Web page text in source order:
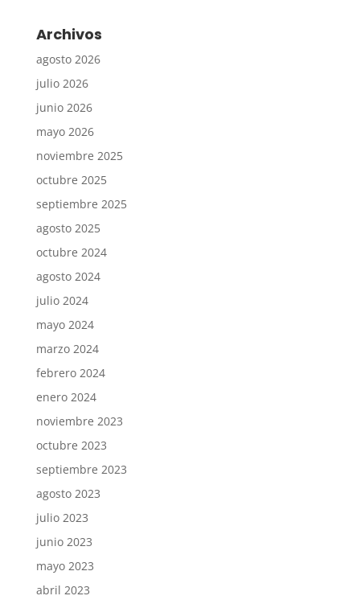
Archivos
agosto 2026
julio 2026
junio 2026
mayo 2026
noviembre 2025
octubre 2025
septiembre 2025
agosto 2025
octubre 2024
agosto 2024
julio 2024
mayo 2024
marzo 2024
febrero 2024
enero 2024
noviembre 2023
octubre 2023
septiembre 2023
agosto 2023
julio 2023
junio 2023
mayo 2023
abril 2023